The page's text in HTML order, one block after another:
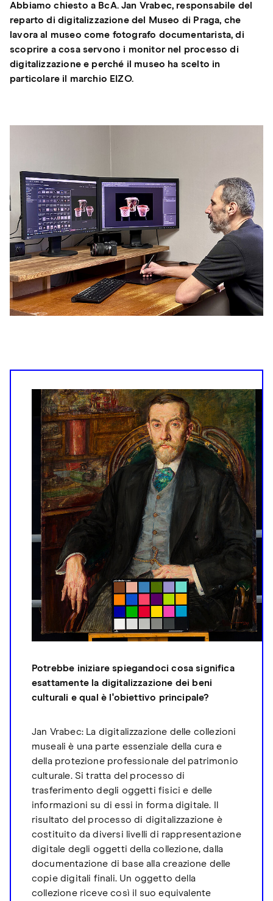
Abbiamo chiesto a BcA. Jan Vrabec, responsabile del
reparto di digitalizzazione del Museo di Praga, che
lavora al museo come fotografo documentarista, di
scoprire a cosa servono i monitor nel processo di
digitalizzazione e perché il museo ha scelto in
particolare il marchio EIZO.
Potrebbe iniziare spiegandoci cosa significa
esattamente la digitalizzazione dei beni
culturali e qual è l'obiettivo principale?
Jan Vrabec: La digitalizzazione delle collezioni
museali è una parte essenziale della cura e
della protezione professionale del patrimonio
culturale. Si tratta del processo di
trasferimento degli oggetti fisici e delle
informazioni su di essi in forma digitale. Il
risultato del processo di digitalizzazione è
costituito da diversi livelli di rappresentazione
digitale degli oggetti della collezione, dalla
documentazione di base alla creazione delle
copie digitali finali. Un oggetto della
collezione riceve così il suo equivalente